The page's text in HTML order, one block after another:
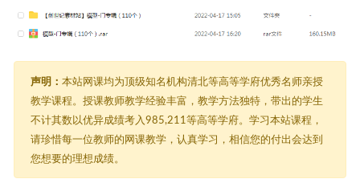
声明： 本站网课均为顶级知名机构清北等高等学府优秀名师亲授
教学课程。授课教师教学经验丰富，教学方法独特，带出的学生
不计其数以优异成绩考入985,211等高等学府。学习本站课程，
请珍惜每一位教师的网课教学，认真学习，相信您的付出会达到
您想要的理想成绩。